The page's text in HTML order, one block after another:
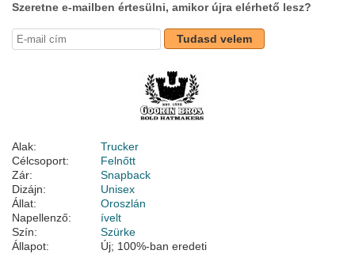
Szeretne e-mailben értesülni, amikor újra elérhető lesz?
Tudasd velem
Alak:
Trucker
Célcsoport:
Felnőtt
Zár:
Snapback
Dizájn:
Unisex
Állat:
Oroszlán
Napellenző:
ívelt
Szín:
Szürke
Állapot:
Új; 100%-ban eredeti